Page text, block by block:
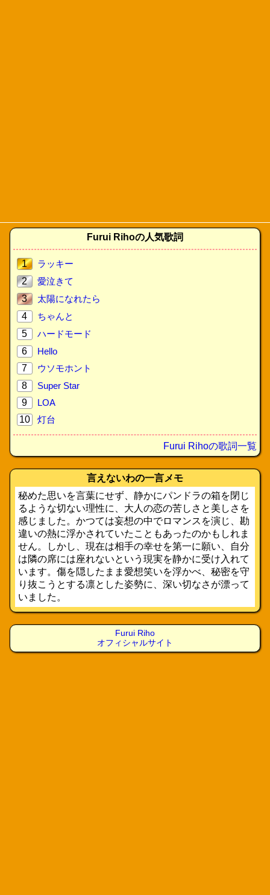
Furui Rihoの人気歌詞
1
ラッキー
2
愛泣きて
3
太陽になれたら
4
ちゃんと
5
ハードモード
6
Hello
7
ウソモホント
8
Super Star
9
LOA
10
灯台
Furui Rihoの歌詞一覧
言えないわの一言メモ
秘めた思いを言葉にせず、静かにパンドラの箱を閉じ
るような切ない理性に、大人の恋の苦しさと美しさを
感じました。かつては妄想の中でロマンスを演じ、勘
違いの熱に浮かされていたこともあったのかもしれま
せん。しかし、現在は相手の幸せを第一に願い、自分
は隣の席には座れないという現実を静かに受け入れて
います。傷を隠したまま愛想笑いを浮かべ、秘密を守
り抜こうとする凛とした姿勢に、深い切なさが漂って
いました。
Furui Riho
オフィシャルサイト